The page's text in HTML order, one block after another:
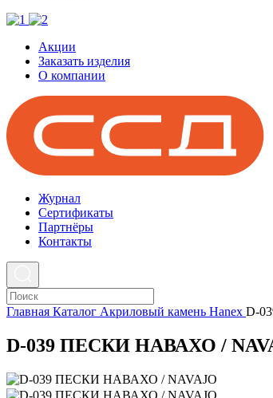
Акции
Заказать изделия
О компании
Журнал
Cертификаты
Партнёры
Контакты
Главная Каталог Акриловый камень Hanex D-
D-039 ПЕСКИ НАВАХО /